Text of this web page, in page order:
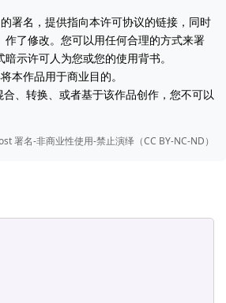
署名，提供指向本许可协议的链接，同时
作了修改。您可以用任何合理的方式来署
示许可人为您或您的使用背书。
本作品用于商业目的。
、转换、或者基于该作品创作，您不可以
署名-非商业性使用-禁止演绎（CC BY-NC-ND）